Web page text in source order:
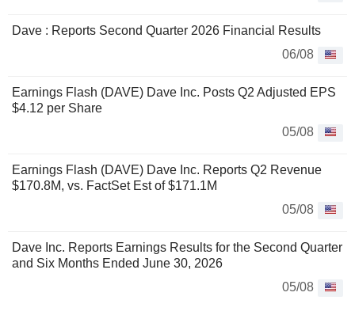
Dave : Reports Second Quarter 2026 Financial Results
06/08
Earnings Flash (DAVE) Dave Inc. Posts Q2 Adjusted EPS
$4.12 per Share
05/08
Earnings Flash (DAVE) Dave Inc. Reports Q2 Revenue
$170.8M, vs. FactSet Est of $171.1M
05/08
Dave Inc. Reports Earnings Results for the Second Quarter
and Six Months Ended June 30, 2026
05/08